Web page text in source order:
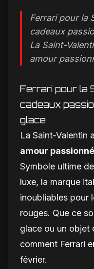
Ferrari pour la
cadeaux
La Saint-
amour
Ferrari pour la
cadeaux
glace
La Saint-Valentin
amour passionné
Symbole ultime
luxe, la marque
inoubliables pour
rouges. Que ce
glace ou un objet
comment Ferrari
février.